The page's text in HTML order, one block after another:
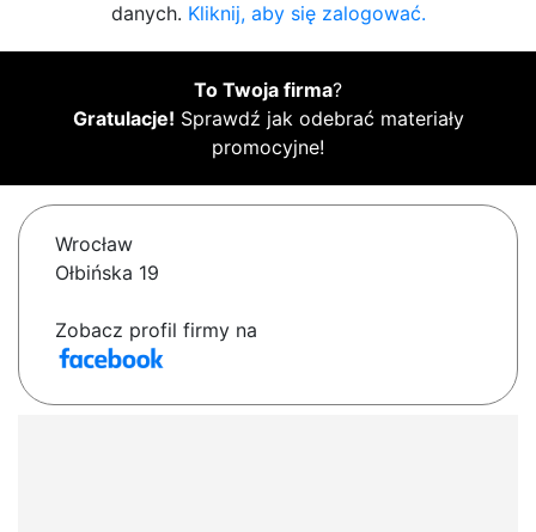
danych. Kliknij, aby się zalogować.
To Twoja firma?
Gratulacje! Sprawdź jak odebrać materiały
promocyjne!
Wrocław
Ołbińska 19
Zobacz profil firmy na